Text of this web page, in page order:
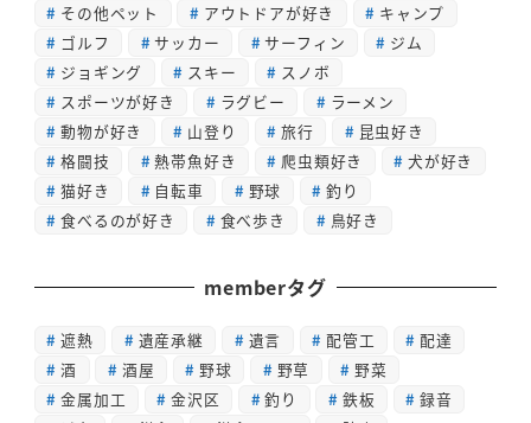
その他ペット
アウトドアが好き
キャンプ
ゴルフ
サッカー サーフィン
ジム
ジョギング
スキー
スノボ
スポーツが好き
ラグビー
ラーメン
動物が好き
山登り 旅行
昆虫好き
格闘技
熱帯魚好き 爬虫類好き
犬が好き
猫好き
自転車 野球
釣り
食べるのが好き
食べ歩き 鳥好き
memberタグ
遮熱 遺産承継 遺言 配管工
配達
酒
酒屋 野球 野草
野菜
金属加工
金沢区 釣り 鉄板
録音